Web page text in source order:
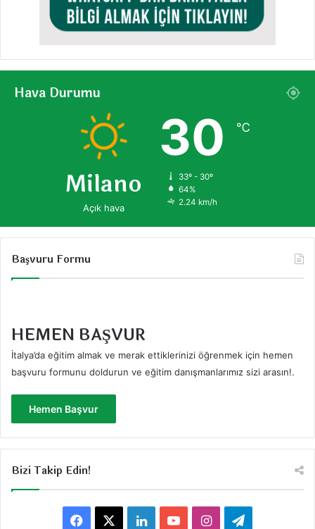
Hava Durumu
Milano
Açık hava
30 ℃
33º - 30º
64%
2.24 km/h
Başvuru Formu
HEMEN BAŞVUR
İtalya’da eğitim almak ve merak ettiklerinizi öğrenmek için hemen
başvuru formunu doldurun ve eğitim danışmanlarımız sizi arasın!.
Hemen Başvur
Bizi Takip Edin!
L
I